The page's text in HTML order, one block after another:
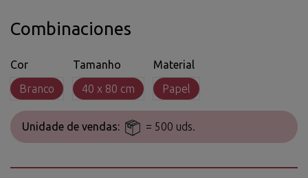
Combinaciones
Cor
Branco
Tamanho
40 x 80 cm
Material
Papel
Unidade de vendas: = 500 uds.